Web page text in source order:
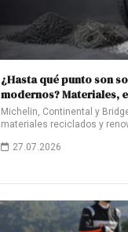
¿Hasta qué punto son
modernos? Materiales,
Michelin, Continental y
materiales reciclados y
27.07.2026